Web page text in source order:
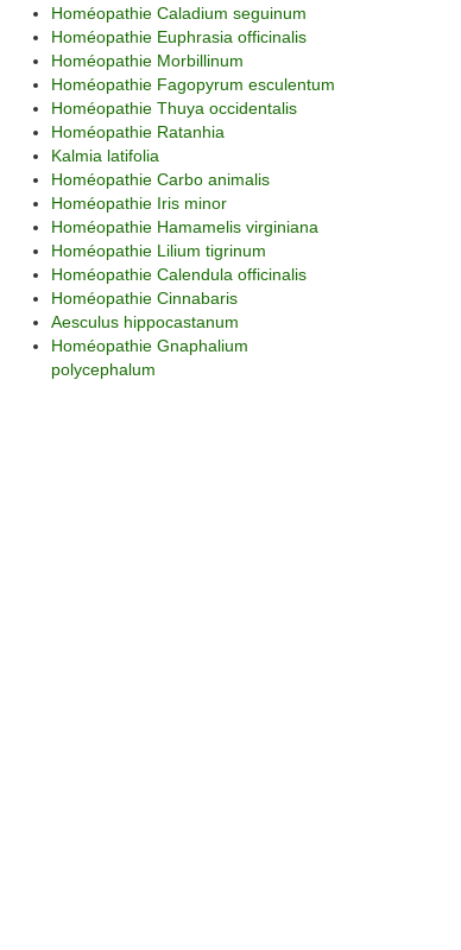
Homéopathie Caladium seguinum
Homéopathie Euphrasia officinalis
Homéopathie Morbillinum
Homéopathie Fagopyrum esculentum
Homéopathie Thuya occidentalis
Homéopathie Ratanhia
Kalmia latifolia
Homéopathie Carbo animalis
Homéopathie Iris minor
Homéopathie Hamamelis virginiana
Homéopathie Lilium tigrinum
Homéopathie Calendula officinalis
Homéopathie Cinnabaris
Aesculus hippocastanum
Homéopathie Gnaphalium
polycephalum